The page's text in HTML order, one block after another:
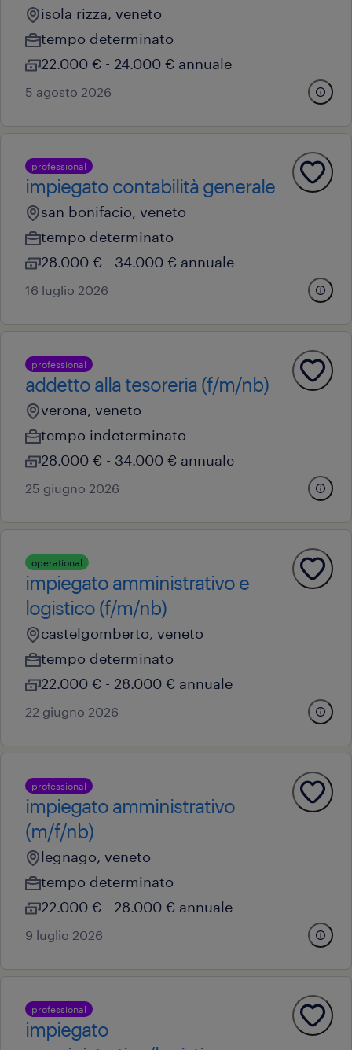
isola rizza, veneto
tempo determinato
22.000 € - 24.000 € annuale
5 agosto 2026
professional
impiegato contabilità generale
san bonifacio, veneto
tempo determinato
28.000 € - 34.000 € annuale
16 luglio 2026
professional
addetto alla tesoreria (f/m/nb)
verona, veneto
tempo indeterminato
28.000 € - 34.000 € annuale
25 giugno 2026
operational
impiegato amministrativo e
logistico (f/m/nb)
castelgomberto, veneto
tempo determinato
22.000 € - 28.000 € annuale
22 giugno 2026
professional
impiegato amministrativo
(m/f/nb)
legnago, veneto
tempo determinato
22.000 € - 28.000 € annuale
9 luglio 2026
professional
impiegato